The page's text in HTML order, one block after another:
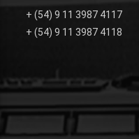
+ (54) 9 11 3987 4117
+ (54) 9 11 3987 4118